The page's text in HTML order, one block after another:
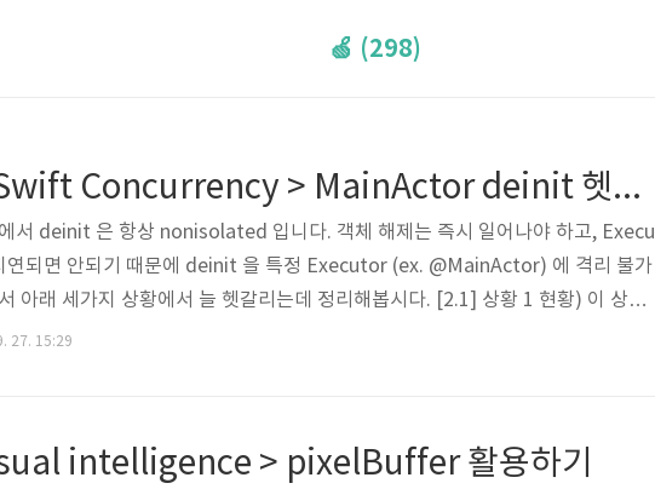
🍏 (298)
[Swift] Swift Concurrency > MainActor deinit 헷갈리는 것 정리
서 deinit 은 항상 nonisolated 입니다. 객체 해제는 즉시 일어나야 하고, Execu
연되면 안되기 때문에 deinit 을 특정 Executor (ex. @MainActor) 에 격리 불가
아래 세가지 상황에서 늘 헷갈리는데 정리해봅시다. [2.1] 상황 1 현황) 이 상황
에러 발생합니다. Strict Concurrency Checking 을 가장 낮은 수준 (Minimal)
27. 15:29
intelligence > pixelBuffer 활용하기